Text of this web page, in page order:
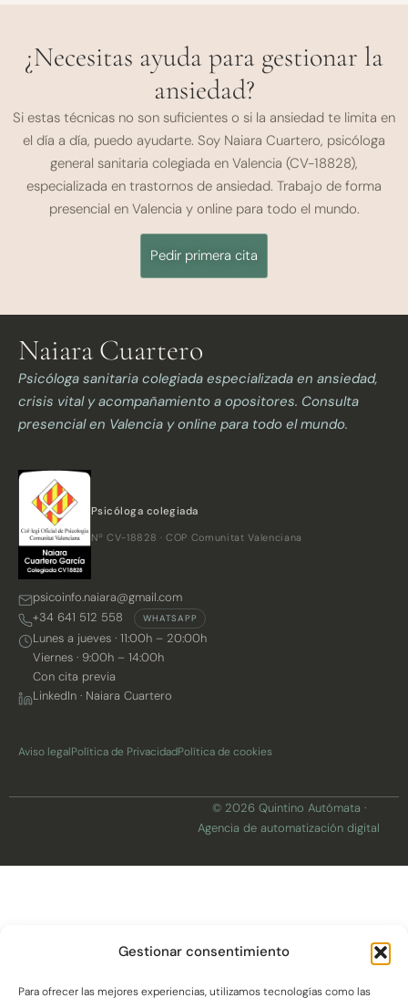
Gestionar consentimiento
Para ofrecer las mejores experiencias, utilizamos tecnologías como las
¿Necesitas ayuda para gestionar la
ansiedad?
Si estas técnicas no son suficientes o si la ansiedad te limita en
el día a día, puedo ayudarte. Soy Naiara Cuartero, psicóloga
general sanitaria colegiada en Valencia (CV-18828),
especializada en trastornos de ansiedad. Trabajo de forma
presencial en Valencia y online para todo el mundo.
Pedir primera cita
Naiara Cuartero
Psicóloga sanitaria colegiada especializada en ansiedad,
crisis vital y acompañamiento a opositores. Consulta
presencial en Valencia y online para todo el mundo.
Psicóloga colegiada
Nº CV-18828 · COP Comunitat Valenciana
psicoinfo.naiara@gmail.com
+34 641 512 558
WHATSAPP
Lunes a jueves · 11:00h – 20:00h
Viernes · 9:00h – 14:00h
Con cita previa
LinkedIn · Naiara Cuartero
Aviso legalPolítica de PrivacidadPolítica de cookies
© 2026 Quintino Autómata ·
Agencia de automatización digital